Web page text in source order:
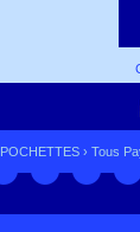
POCHETTES › Tous